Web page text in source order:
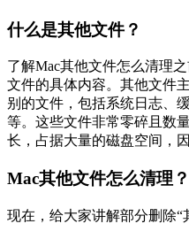
什么是其他文件？
了解Mac其他文件怎么清理
文件的具体内容。其他文件
别的文件，包括系统日志、
等。这些文件非常零碎且数
长，占据大量的磁盘空间，
Mac其他文件怎么清理？
现在，给大家讲解部分删除“